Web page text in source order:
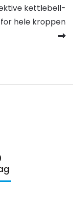
kettlebell-
hele kroppen